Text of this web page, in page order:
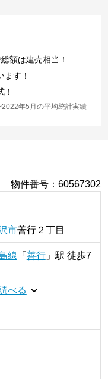
額は建売相当！
す！
年5月の平均統計実績
物件番号 ：60567302
市善行２丁目
線 「 善行」 駅 徒歩7
べる